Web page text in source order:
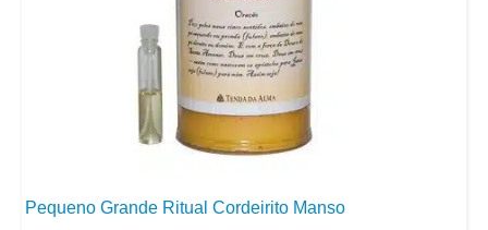
Pequeno Grande Ritual Cordeirito Manso